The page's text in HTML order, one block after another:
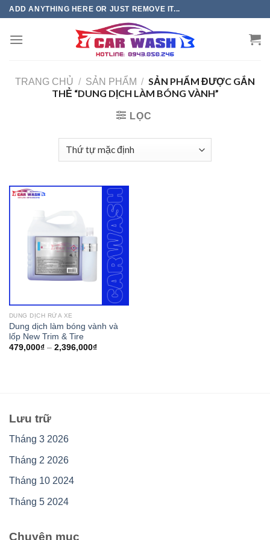
Chuyển
phần
ADD ANYTHING HERE OR JUST REMOVE IT...
TRANG CHỦ / SẢN PHẨM / SẢN PHẨM ĐƯỢC GẮN
THẺ “DUNG DỊCH LÀM BÓNG VÀNH”
LỌC
DUNG DỊCH RỬA XE
Dung dịch làm bóng vành và
lốp New Trim & Tire
479,000₫– 2,396,000₫
Lưu trữ
Tháng 3 2026
Tháng 2 2026
Tháng 10 2024
Tháng 5 2024
Chuyên mục